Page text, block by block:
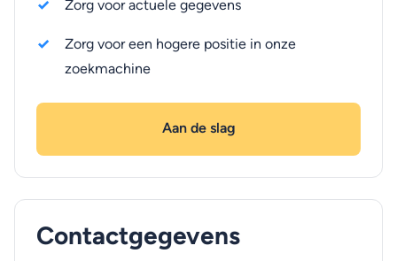
Zorg voor actuele gegevens
Zorg voor een hogere positie in onze
zoekmachine
Aan de slag
Contactgegevens